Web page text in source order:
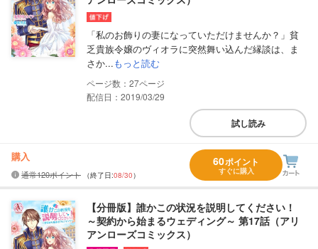
「私のお飾りの妻になっていただけませんか？」貧
乏貴族令嬢のヴィオラに突然舞い込んだ縁談は、ま
さか...もっと読む
27
配信日：2019/03/29
試し読み
購入
通常120ポイント （終了日:08/30）
60ポイント
すぐに購入
【分冊版】誰かこの状況を説明してください！
～契約から始まるウェディング～ 第17話（アリ
アンローズコミックス）